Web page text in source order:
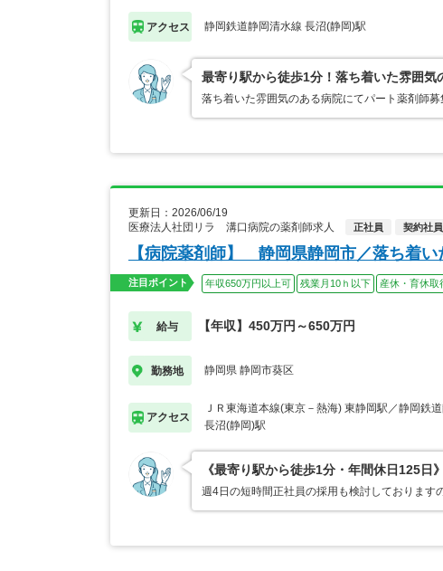
アクセス 静岡鉄道静岡清水線 長沼(静岡)駅
最寄り駅から徒歩1分！落ち着いた雰囲気
落ち着いた雰囲気のある病院にてパート薬剤師
更新日：2026/06/19
医療法人社団リラ 溝口病院の薬剤師求人
正社員 契約社
【病院薬剤師】 静岡県静岡市／落ち着い
注目ポイント 年収650万円以上可 残業月10ｈ以下 産休・育休取
給与 【年収】450万円～650万円
勤務地 静岡県 静岡市葵区
アクセス
ＪＲ東海道本線(東京－熱海) 東静岡駅／静岡鉄
長沼(静岡)駅
《最寄り駅から徒歩1分・年間休日125
週4日の短時間正社員の採用も検討しております